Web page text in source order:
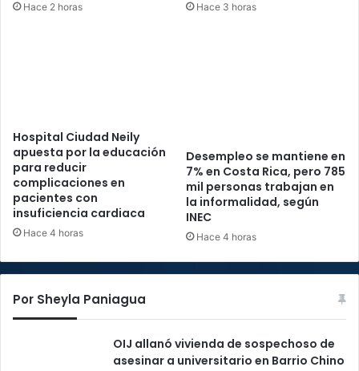
Hace 2 horas Hace 3 horas
Hospital Ciudad Neily
apuesta por la educación
para reducir
complicaciones en
pacientes con
insuficiencia cardiaca
Hace 4 horas
Desempleo se mantiene en
7% en Costa Rica, pero 785
mil personas trabajan en
la informalidad, según
INEC
Hace 4 horas
Por Sheyla Paniagua
OIJ allanó vivienda de sospechoso de
asesinar a universitario en Barrio Chino